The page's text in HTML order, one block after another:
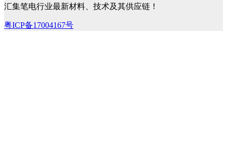
汇集笔电行业最新材料、技术及其供应链！
粤ICP备17004167号